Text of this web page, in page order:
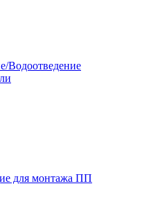
Водоотведение
для монтажа ПП